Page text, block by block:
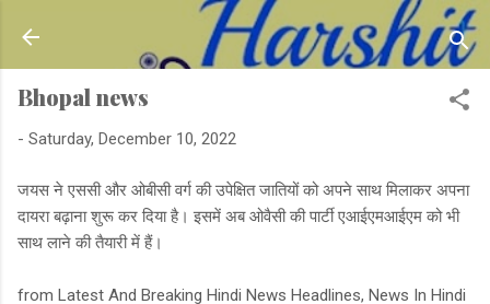
Skip to main content
Bhopal news
- Saturday, December 10, 2022
जयस ने एससी और ओबीसी वर्ग की उपेक्षित जातियों को अपने साथ मिलाकर अपना
दायरा बढ़ाना शुरू कर दिया है। इसमें अब ओवैसी की पार्टी एआईएमआईएम को भी
साथ लाने की तैयारी में हैं।
from Latest And Breaking Hindi News Headlines, News In Hindi